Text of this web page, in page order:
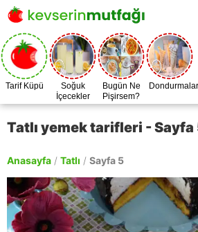
Tarif Küpü
Soğuk
İçecekler
Bugün Ne
Pişirsem?
Dondurmalar
Tatlı yemek tarifleri - Sayfa
Anasayfa / Tatlı / Sayfa 5